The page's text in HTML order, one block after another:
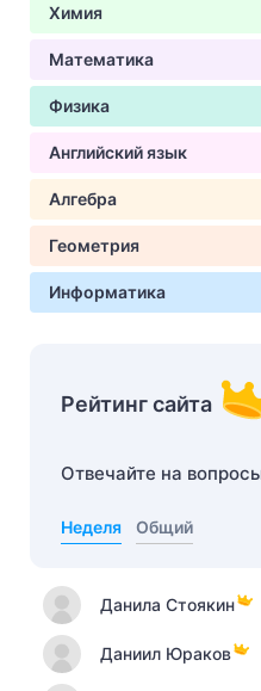
Химия
Математика
Физика
Английский язык
Алгебра
Геометрия
Информатика
Рейтинг сайта
Отвечайте на
Неделя Общий
Данила Стоякин
Даниил Юраков